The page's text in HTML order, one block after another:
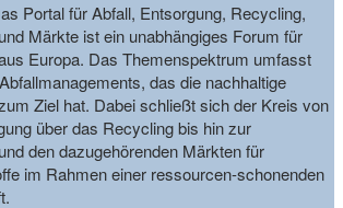
Portal für Abfall, Entsorgung, Recycling,
Märkte ist ein unabhängiges Forum für
Europa. Das Themenspektrum umfasst
das die nachhaltige
Ziel hat. Dabei schließt sich der Kreis von
über das Recycling bis hin zur
den dazugehörenden Märkten für
im Rahmen einer ressourcen-schonenden